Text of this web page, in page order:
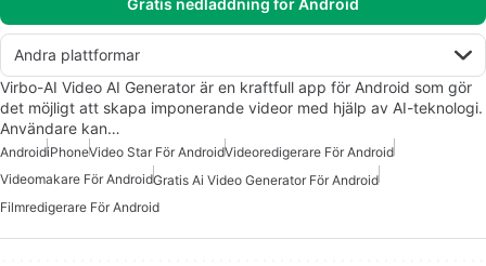
Andra plattformar
Virbo-AI Video AI Generator är en kraftfull app för Android som gör
det möjligt att skapa imponerande videor med hjälp av AI-teknologi.
Användare kan…
AndroidiPhoneVideo Star För AndroidVideoredigerare För Android
Videomakare För AndroidGratis Ai Video Generator För Android
Filmredigerare För Android